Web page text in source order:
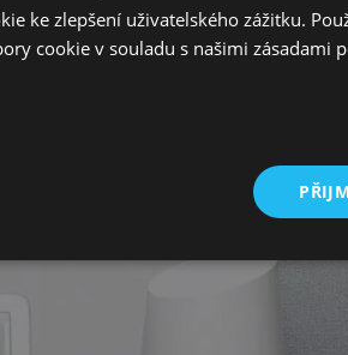
ke zlepšení uživatelského zážitku.
cookie v souladu s našimi zásadami